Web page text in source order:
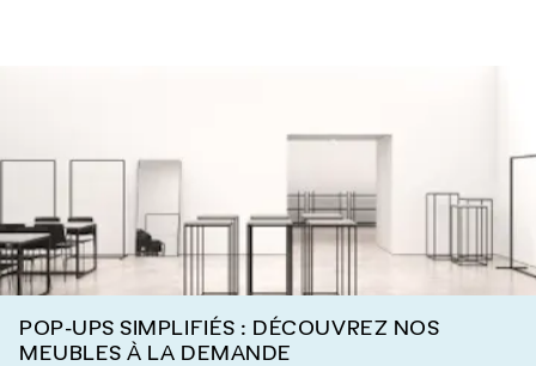
POP-UPS SIMPLIFIÉS : DÉCOUVREZ NOS
MEUBLES À LA DEMANDE